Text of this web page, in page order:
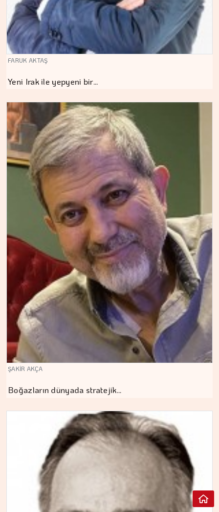
FARUK AKTAŞ
Yeni Irak ile yepyeni bir…
ŞAKİR AKÇA
Boğazların dünyada stratejik…